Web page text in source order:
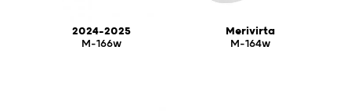
2024-2025
M-166w
Merivirta
M-164w